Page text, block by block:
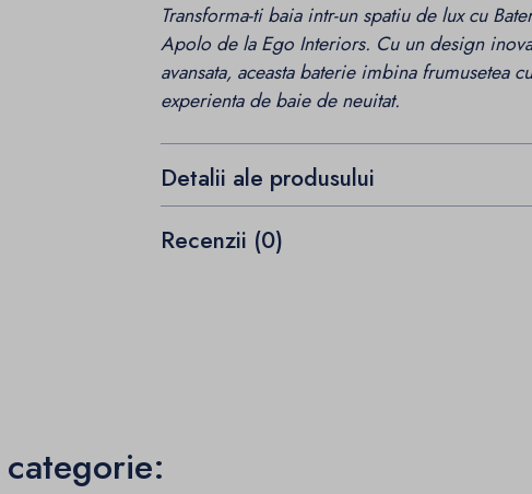
Transforma-ti baia intr-un spatiu de lux cu
Apolo de la Ego Interiors. Cu un design
avansata, aceasta baterie imbina frumusetea
experienta de baie de neuitat.
Detalii ale produsului
Recenzii (0)